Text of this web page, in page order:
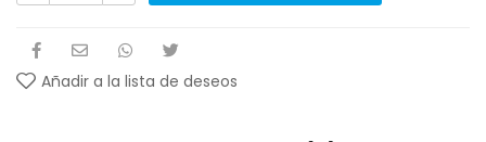
Añadir a la lista de deseos